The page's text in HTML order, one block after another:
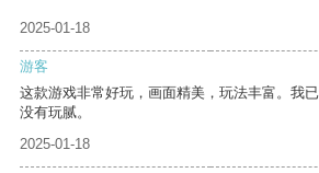
2025-01-18
游客
这款游戏非常好玩，画面精美，玩法丰富。我
没有玩腻。
2025-01-18